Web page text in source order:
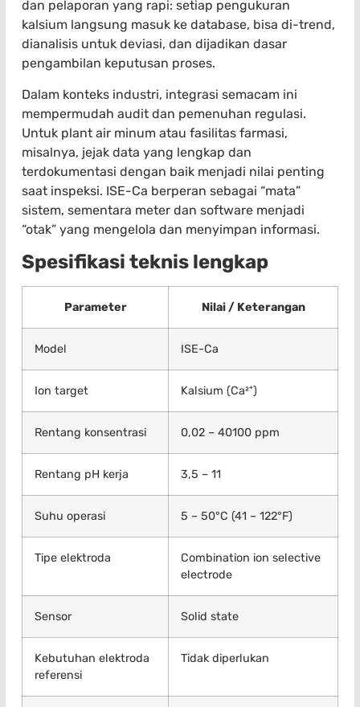
dan pelaporan yang rapi: setiap pengukuran
kalsium langsung masuk ke database, bisa di-trend,
dianalisis untuk deviasi, dan dijadikan dasar
pengambilan keputusan proses.
Dalam konteks industri, integrasi semacam ini
mempermudah audit dan pemenuhan regulasi.
Untuk plant air minum atau fasilitas farmasi,
misalnya, jejak data yang lengkap dan
terdokumentasi dengan baik menjadi nilai penting
saat inspeksi. ISE-Ca berperan sebagai “mata”
sistem, sementara meter dan software menjadi
“otak” yang mengelola dan menyimpan informasi.
Spesifikasi teknis lengkap
Parameter Nilai / Keterangan
Model ISE-Ca
Ion target Kalsium (Ca²⁺)
Rentang konsentrasi 0,02 – 40100 ppm
Rentang pH kerja 3,5 – 11
Suhu operasi 5 – 50°C (41 – 122°F)
Tipe elektroda
Combination ion selective
electrode
Sensor Solid state
Kebutuhan elektroda
referensi
Tidak diperlukan